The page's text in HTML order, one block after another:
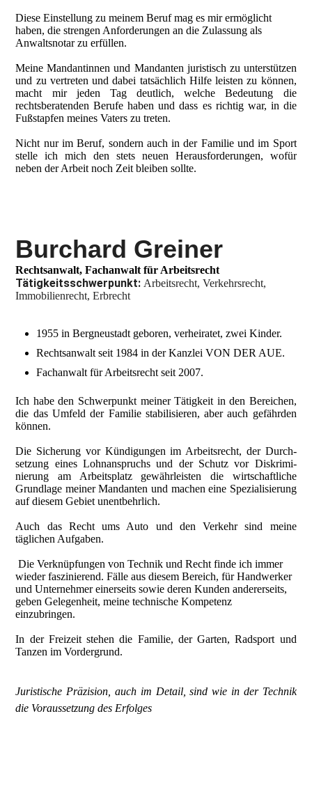
Diese Einstellung zu meinem Beruf mag es mir ermöglicht
haben, die strengen Anforderungen an die Zulassung als
Anwaltsnotar zu erfüllen.
Meine Mandantinnen und Mandanten juristisch zu unterstützen
und zu vertreten und dabei tatsächlich Hilfe leisten zu können,
macht mir jeden Tag deutlich, welche Bedeutung die
rechtsberatenden Berufe haben und dass es richtig war, in die
Fußstapfen meines Vaters zu treten.
Nicht nur im Beruf, sondern auch in der Familie und im Sport
stelle ich mich den stets neuen Herausforderungen, wofür
neben der Arbeit noch Zeit bleiben sollte.
Burchard Greiner
Rechtsanwalt, Fachanwalt für Arbeitsrecht
Tätigkeitsschwerpunkt:Arbeitsrecht, Verkehrsrecht,
Immobilienrecht, Erbrecht
1955 in Bergneustadt geboren, verheiratet, zwei Kinder.
Rechtsanwalt seit 1984 in der Kanzlei VON DER AUE.
Fachanwalt für Arbeitsrecht seit 2007.
Ich habe den Schwerpunkt meiner Tätigkeit in den Bereichen,
die das Umfeld der Familie stabilisieren, aber auch gefährden
können.
Die Sicherung vor Kündigungen im Arbeitsrecht, der Durch­
setzung eines Lohnanspruchs und der Schutz vor Diskrimi­
nierung am Arbeitsplatz gewährleisten die wirtschaft­liche
Grund­lage meiner Mandanten und machen eine Spezialisierung
auf diesem Gebiet unentbehrlich.
Auch das Recht ums Auto und den Verkehr sind meine
täglichen Aufgaben.
Die Verknüpfungen von Technik und Recht finde ich immer
wieder faszinierend. Fälle aus diesem Bereich, für Handwerker
und Unternehmer einerseits sowie deren Kunden andererseits,
geben Gelegenheit, meine technische Kompetenz
einzubringen.
In der Freizeit stehen die Familie, der Garten, Radsport und
Tanzen im Vordergrund.
Juristische Präzision, auch im Detail, sind wie in der Technik
die Voraussetzung des Erfolges